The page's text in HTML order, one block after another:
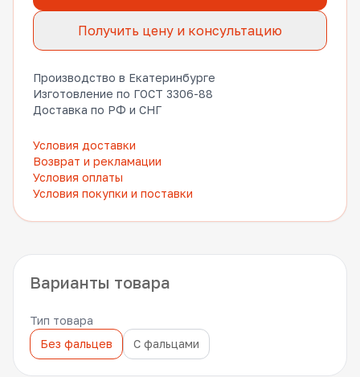
Получить цену и консультацию
Производство в Екатеринбурге
Изготовление по ГОСТ 3306-88
Доставка по РФ и СНГ
Условия доставки
Возврат и рекламации
Условия оплаты
Условия покупки и поставки
Варианты товара
Тип товара
Без фальцев
С фальцами